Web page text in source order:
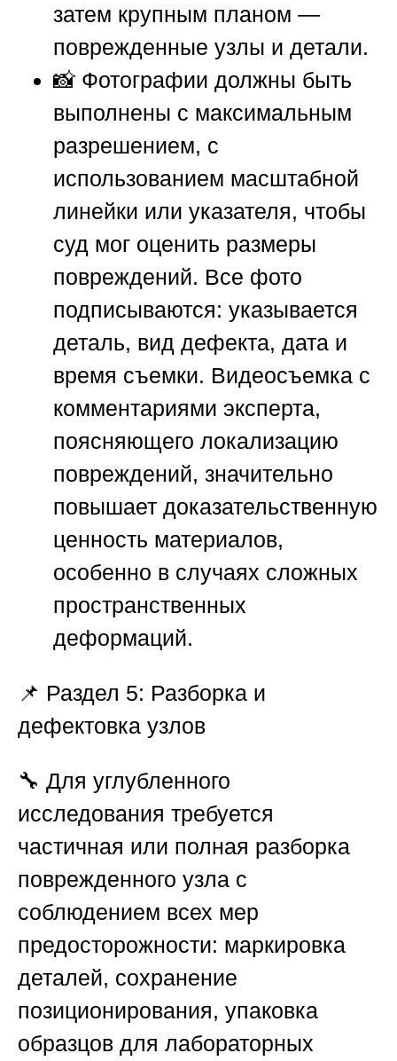
затем крупным планом —
поврежденные узлы и детали.
📸 Фотографии должны быть
выполнены с максимальным
разрешением, с
использованием масштабной
линейки или указателя, чтобы
суд мог оценить размеры
повреждений. Все фото
подписываются: указывается
деталь, вид дефекта, дата и
время съемки. Видеосъемка с
комментариями эксперта,
поясняющего локализацию
повреждений, значительно
повышает доказательственную
ценность материалов,
особенно в случаях сложных
пространственных
деформаций.
📌 Раздел 5: Разборка и
дефектовка узлов
🔧 Для углубленного
исследования требуется
частичная или полная разборка
поврежденного узла с
соблюдением всех мер
предосторожности: маркировка
деталей, сохранение
позиционирования, упаковка
образцов для лабораторных